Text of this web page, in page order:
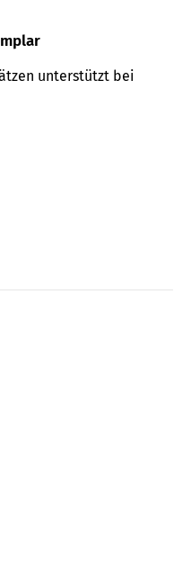
unterstützt bei